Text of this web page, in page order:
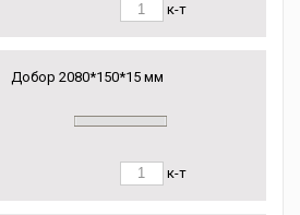
к-т
Добор 2080*150*15 мм
к-т